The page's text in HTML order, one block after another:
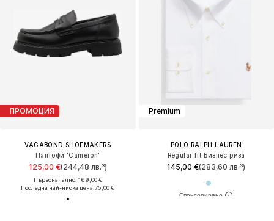
ПРОМОЦИЯ
VAGABOND SHOEMAKERS
Пантофи 'Cameron'
125,00 €(244,48 лв.³)
Първоначално: 169,00 €
Последна най-ниска цена:75,00 €
Premium
POLO RALPH LAUREN
Regular fit Бизнес риза
145,00 €(283,60 лв.³)